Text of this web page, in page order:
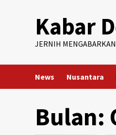
Kabar
JERNIH MENGABARKAN
News Nusantara
Bulan: